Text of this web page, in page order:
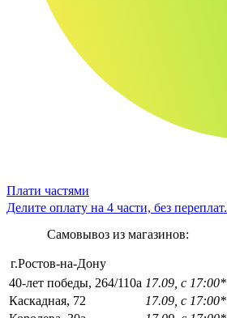
Плати частями
Делите оплату на 4 части, без переплат.
Самовывоз из магазинов:
г.Ростов-на-Дону
40-лет победы, 264/110а 17.09, с 17:00*
Каскадная, 72
17.09, с 17:00*